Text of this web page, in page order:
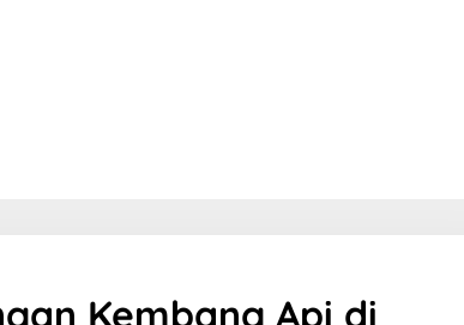
Kembang Api di